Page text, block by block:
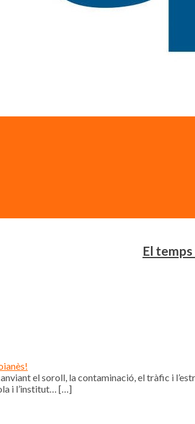
El
el soroll, la contaminació, el tràfic i
i l’institut…
[…]